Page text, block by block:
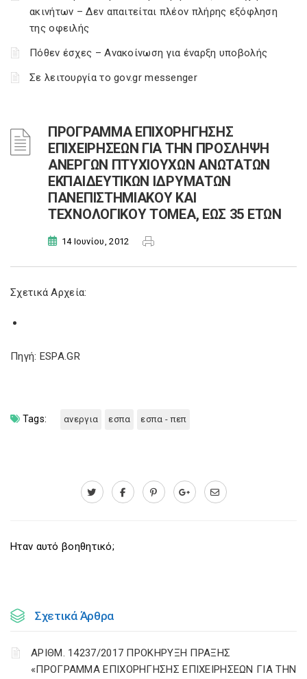
ακινήτων – Δεν απαιτείται πλέον πλήρης εξόφληση
της οφειλής
Πόθεν έσχες – Ανακοίνωση για έναρξη υποβολής
Σε λειτουργία το gov.gr messenger
ΠΡΟΓΡΑΜΜΑ ΕΠΙΧΟΡΗΓΗΣΗΣ
ΕΠΙΧΕΙΡΗΣΕΩΝ ΓΙΑ ΤΗΝ ΠΡΟΣΛΗΨΗ
ΑΝΕΡΓΩΝ ΠΤΥΧΙΟΥΧΩΝ ΑΝΩΤΑΤΩΝ
ΕΚΠΑΙΔΕΥΤΙΚΩΝ ΙΔΡΥΜΑΤΩΝ
ΠΑΝΕΠΙΣΤΗΜΙΑΚΟΥ ΚΑΙ
ΤΕΧΝΟΛΟΓΙΚΟΥ ΤΟΜΕΑ, ΕΩΣ 35 ΕΤΩΝ
14 Ιουνίου, 2012
Σχετικά Αρχεία:
Πηγή: ESPA.GR
Tags: ανεργια εσπα εσπα - πεπ
Ηταν αυτό βοηθητικό;
Σχετικά Άρθρα
ΑΡΙΘΜ. 14237/2017 ΠΡΟΚΗΡΥΞΗ ΠΡΑΞΗΣ
«ΠΡΟΓΡΑΜΜΑ ΕΠΙΧΟΡΗΓΗΣΗΣ ΕΠΙΧΕΙΡΗΣΕΩΝ ΓΙΑ ΤΗΝ